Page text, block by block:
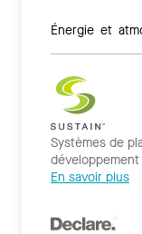
Énergie et
Systèmes de
développement
En savoir plus